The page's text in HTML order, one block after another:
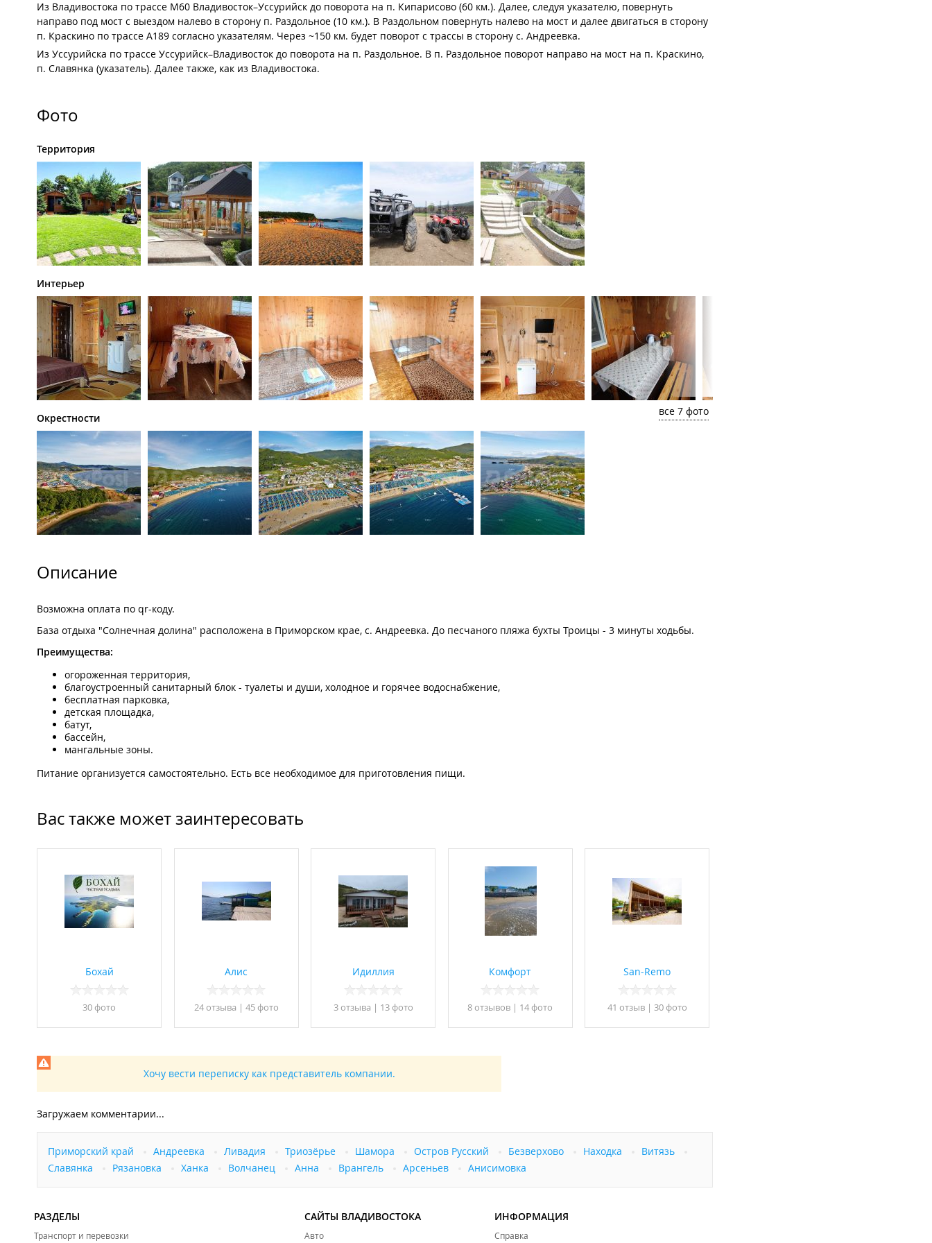
Из Владивостока по трассе М60 Владивосток–Уссурийск до поворота на п. Кипарисово (60 км.). Далее, следуя указателю, повернуть
направо под мост с выездом налево в сторону п. Раздольное (10 км.). В Раздольном повернуть налево на мост и далее двигаться в сторону
п. Краскино по трассе А189 согласно указателям. Через ~150 км. будет поворот с трассы в сторону с. Андреевка.
Из Уссурийска по трассе Уссурийск–Владивосток до поворота на п. Раздольное. В п. Раздольное поворот направо на мост на п. Краскино,
п. Славянка (указатель). Далее также, как из Владивостока.
Фото
Территория
Интерьер
все 7 фото
Окрестности
Описание
Возможна оплата по qr-коду.
База отдыха "Солнечная долина" расположена в Приморском крае, с. Андреевка. До песчаного пляжа бухты Троицы - 3 минуты ходьбы.
Преимущества:
огороженная территория,
благоустроенный санитарный блок - туалеты и души, холодное и горячее водоснабжение,
бесплатная парковка,
детская площадка,
батут,
бассейн,
мангальные зоны.
Питание организуется самостоятельно. Есть все необходимое для приготовления пищи.
Вас также может заинтересовать
Бохай
30 фото
Алис
24 отзывa | 45 фото
Идиллия
3 отзывa | 13 фото
Комфорт
8 отзывов | 14 фото
San-Remo
41 отзыв | 30 фото
Хочу вести переписку как представитель компании.
Загружаем комментарии...
Приморский край Андреевка Ливадия Триозёрье Шамора Остров Русский Безверхово Находка
Витязь
Славянка
Рязановка Ханка Волчанец Анна Врангель Арсеньев Анисимовка
РАЗДЕЛЫ
Транспорт и перевозки
САЙТЫ ВЛАДИВОСТОКА
Авто
ИНФОРМАЦИЯ
Справка